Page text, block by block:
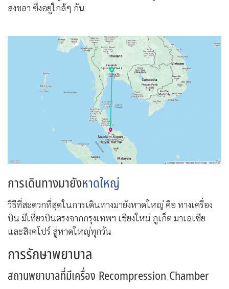
สงขลา ซึ่งอยู่ใกล้ๆ กัน
การเดินทางมายังหาดใหญ่
วิธีที่สะดวกที่สุดในการเดินทางมายังหาดใหญ่ คือ ทางเครื่อง
บิน มีเที่ยวบินตรงจากกรุงเทพฯ เชียงใหม่ ภูเก็ต มาเลเซีย
และสิงคโปร์ สู่หาดใหญ่ทุกวัน
การรักษาพยาบาล
สถานพยาบาลที่มีเครื่อง Recompression Chamber